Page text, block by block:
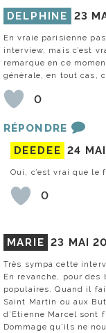
DELPHINE 23
En vraie parisienne
interview, mais c’est
remarque en ce
générale, en tout cas,
0
RÉPONDRE
DEEDEE 24
Oui, c’est vrai que le
0
MARIE 23 MAI
Très sympa cette
En revanche, pour
populaires. Quand il
Saint Martin ou aux
d’Etienne Marcel sont
Dommage qu’ils ne